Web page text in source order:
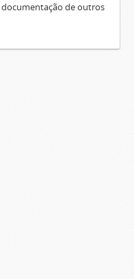
documentação de outros